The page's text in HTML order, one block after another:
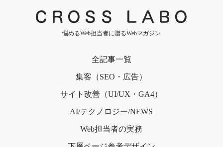
悩めるWeb担当者に贈るWebマガジン
全記事一覧
集客（SEO・広告）
サイト改善（UI/UX・GA4）
AI/テクノロジー/NEWS
Web担当者の実務